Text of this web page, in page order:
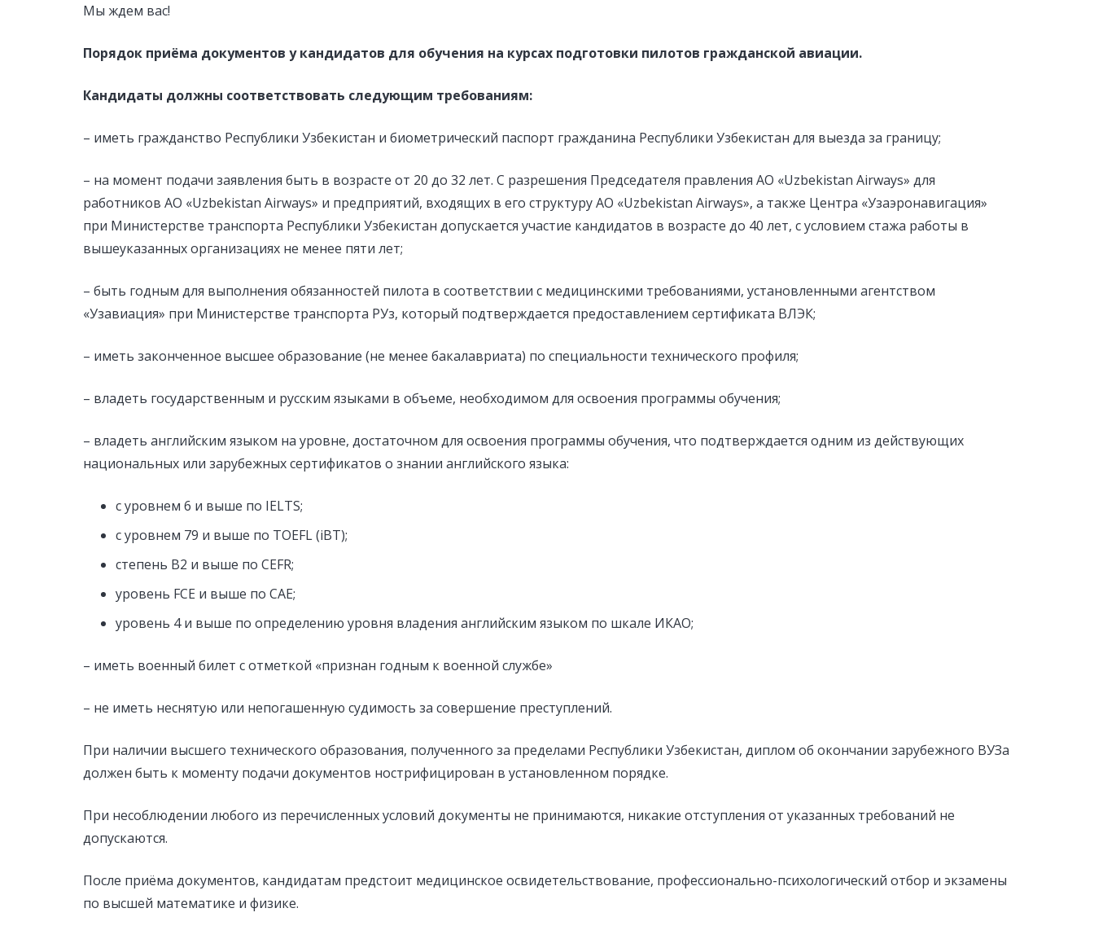
Мы ждем вас!
Порядок приёма документов у кандидатов для обучения на курсах подготовки пилотов гражданской авиации.
Кандидаты должны соответствовать следующим требованиям:
– иметь гражданство Республики Узбекистан и биометрический паспорт гражданина Республики Узбекистан для выезда за границу;
– на момент подачи заявления быть в возрасте от 20 до 32 лет. С разрешения Председателя правления АО «Uzbekistan Airways» для
работников АО «Uzbekistan Airways» и предприятий, входящих в его структуру АО «Uzbekistan Airways», а также Центра «Узаэронавигация»
при Министерстве транспорта Республики Узбекистан допускается участие кандидатов в возрасте до 40 лет, с условием стажа работы в
вышеуказанных организациях не менее пяти лет;
– быть годным для выполнения обязанностей пилота в соответствии с медицинскими требованиями, установленными агентством
«Узавиация» при Министерстве транспорта РУз, который подтверждается предоставлением сертификата ВЛЭК;
– иметь законченное высшее образование (не менее бакалавриата) по специальности технического профиля;
– владеть государственным и русским языками в объеме, необходимом для освоения программы обучения;
– владеть английским языком на уровне, достаточном для освоения программы обучения, что подтверждается одним из действующих
национальных или зарубежных сертификатов о знании английского языка:
с уровнем 6 и выше по IELTS;
с уровнем 79 и выше по TOEFL (iBT);
степень В2 и выше по CEFR;
уровень FCE и выше по САЕ;
уровень 4 и выше по определению уровня владения английским языком по шкале ИКАО;
– иметь военный билет с отметкой «признан годным к военной службе»
– не иметь неснятую или непогашенную судимость за совершение преступлений.
При наличии высшего технического образования, полученного за пределами Республики Узбекистан, диплом об окончании зарубежного ВУЗа
должен быть к моменту подачи документов нострифицирован в установленном порядке.
При несоблюдении любого из перечисленных условий документы не принимаются, никакие отступления от указанных требований не
допускаются.
После приёма документов, кандидатам предстоит медицинское освидетельствование, профессионально-психологический отбор и экзамены
по высшей математике и физике.